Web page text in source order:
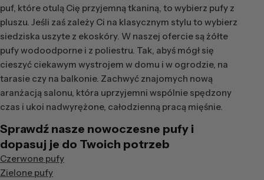
puf, które otulą Cię przyjemną tkaniną, to wybierz pufy z
pluszu. Jeśli zaś zależy Ci na klasycznym stylu to wybierz
siedziska uszyte z ekoskóry. W naszej ofercie są żółte
pufy wodoodporne i z poliestru. Tak, abyś mógł się
cieszyć ciekawym wystrojem w domu i w ogrodzie, na
tarasie czy na balkonie. Zachwyć znajomych nową
aranżacją salonu, która uprzyjemni wspólnie spędzony
czas i ukoi nadwyrężone, całodzienną pracą mięśnie.
Sprawdź nasze nowoczesne pufy i
dopasuj je do Twoich potrzeb
Czerwone pufy
Zielone pufy